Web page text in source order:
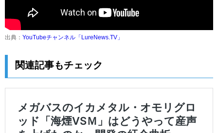
出典： YouTubeチャンネル「LureNews.TV」
関連記事もチェック